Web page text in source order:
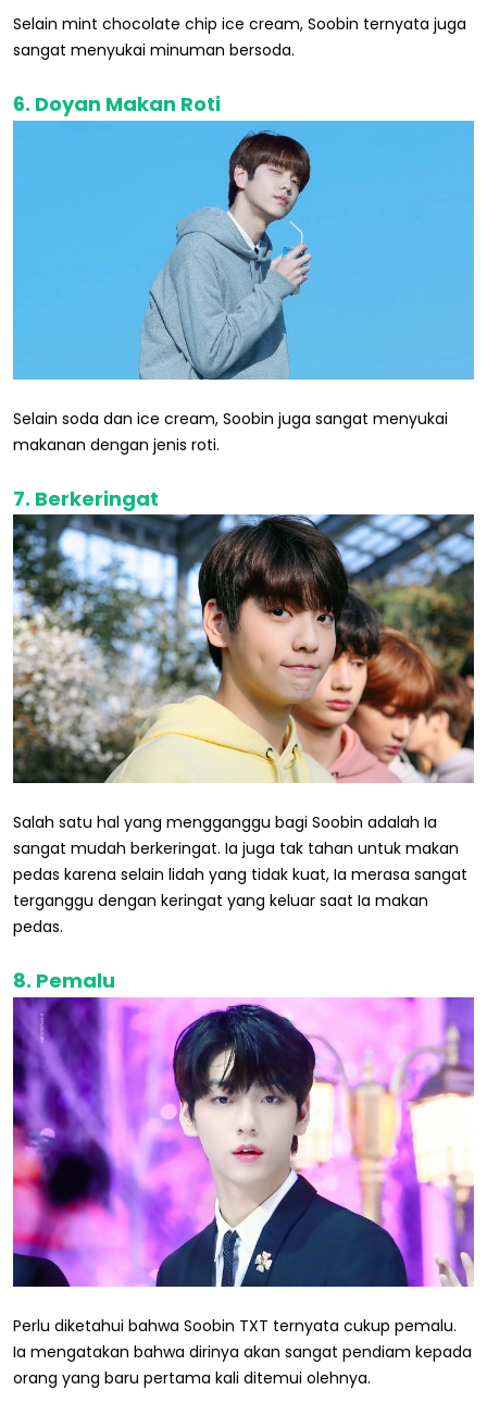
Selain mint chocolate chip ice cream, Soobin ternyata juga
sangat menyukai minuman bersoda.
6. Doyan Makan Roti
Selain soda dan ice cream, Soobin juga sangat menyukai
makanan dengan jenis roti.
7. Berkeringat
Salah satu hal yang mengganggu bagi Soobin adalah Ia
sangat mudah berkeringat. Ia juga tak tahan untuk makan
pedas karena selain lidah yang tidak kuat, Ia merasa sangat
terganggu dengan keringat yang keluar saat Ia makan
pedas.
8. Pemalu
Perlu diketahui bahwa Soobin TXT ternyata cukup pemalu.
Ia mengatakan bahwa dirinya akan sangat pendiam kepada
orang yang baru pertama kali ditemui olehnya.